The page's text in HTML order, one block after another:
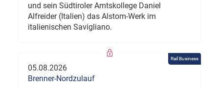
und sein Südtiroler Amtskollege Daniel
Alfreider (Italien) das Alstom-Werk im
italienischen Savigliano.
Rail Business
05.08.2026
Brenner-Nordzulauf